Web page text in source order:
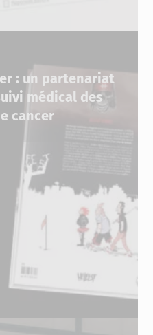
: un partenariat
médical des
cancer